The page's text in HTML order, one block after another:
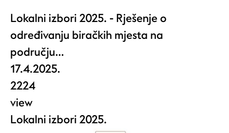
Lokalni izbori 2025. - Rješenje o
određivanju biračkih mjesta na
području…
17.4.2025.
2224
view
Lokalni izbori 2025.